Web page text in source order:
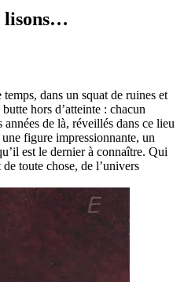
lisons…
dans un squat de ruines et
hors d’atteinte : chacun
de là, réveillés dans ce lieu
figure impressionnante, un
est le dernier à connaître. Qui
toute chose, de l’univers